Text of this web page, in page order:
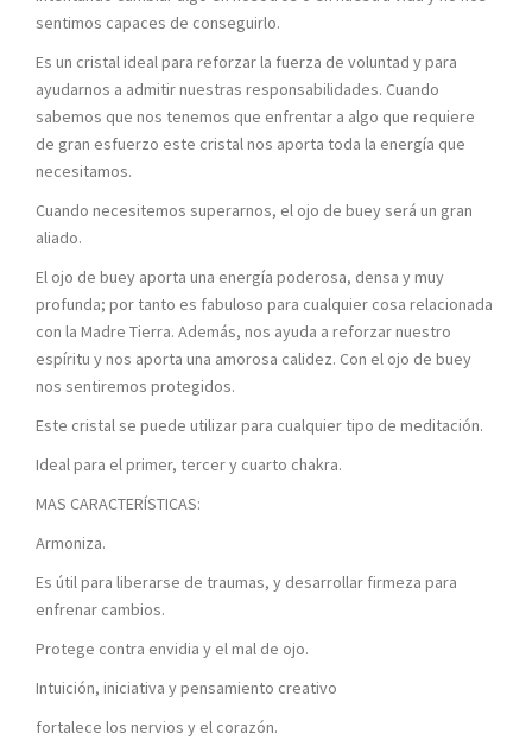
sentimos capaces de conseguirlo.
Es un cristal ideal para reforzar la fuerza de voluntad y para
ayudarnos a admitir nuestras responsabilidades. Cuando
sabemos que nos tenemos que enfrentar a algo que requiere
de gran esfuerzo este cristal nos aporta toda la energía que
necesitamos.
Cuando necesitemos superarnos, el ojo de buey será un gran
aliado.
El ojo de buey aporta una energía poderosa, densa y muy
profunda; por tanto es fabuloso para cualquier cosa relacionada
con la Madre Tierra. Además, nos ayuda a reforzar nuestro
espíritu y nos aporta una amorosa calidez. Con el ojo de buey
nos sentiremos protegidos.
Este cristal se puede utilizar para cualquier tipo de meditación.
Ideal para el primer, tercer y cuarto chakra.
MAS CARACTERÍSTICAS:
Armoniza.
Es útil para liberarse de traumas, y desarrollar firmeza para
enfrenar cambios.
Protege contra envidia y el mal de ojo.
Intuición, iniciativa y pensamiento creativo
fortalece los nervios y el corazón.